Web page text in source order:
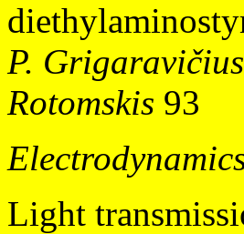
P.
Rotomskis 93
Light